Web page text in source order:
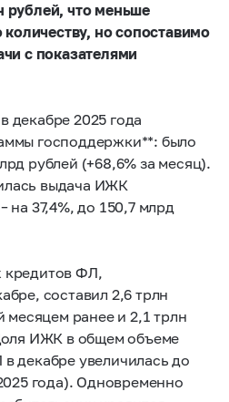
что меньше
количеству, но сопоставимо
с показателями
декабре 2025 года
господдержки**: было
рублей (+68,6% за месяц).
выдача ИЖК
на 37,4%, до 150,7 млрд
ФЛ,
составил 2,6 трлн
месяцем ранее и 2,1 трлн
ИЖК в общем объеме
декабре увеличилась до
года). Одновременно